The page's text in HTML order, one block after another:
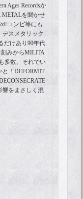
Ages Recordsか
METALを聞かせ
コンピ等にも
スメタリック
だけあり90年代
刻みからMILITA
多数。それでい
と！DEFORMIT
響をまさしく混